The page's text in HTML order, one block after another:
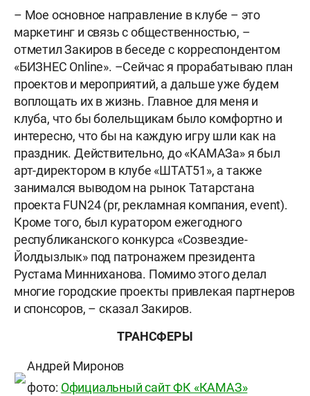
– Мое основное направление в клубе – это
маркетинг и связь с общественностью, –
отметил Закиров в беседе с корреспондентом
«БИЗНЕС Online». –Сейчас я прорабатываю план
проектов и мероприятий, а дальше уже будем
воплощать их в жизнь. Главное для меня и
клуба, что бы болельщикам было комфортно и
интересно, что бы на каждую игру шли как на
праздник. Действительно, до «КАМАЗа» я был
арт-директором в клубе «ШТАТ51», а также
занимался выводом на рынок Татарстана
проекта FUN24 (pr, рекламная компания, event).
Кроме того, был куратором ежегодного
республиканского конкурса «Созвездие-
Йолдызлык» под патронажем президента
Рустама Минниханова. Помимо этого делал
многие городские проекты привлекая партнеров
и спонсоров, – сказал Закиров.
ТРАНСФЕРЫ
Андрей Миронов
фото: Официальный сайт ФК «КАМАЗ»